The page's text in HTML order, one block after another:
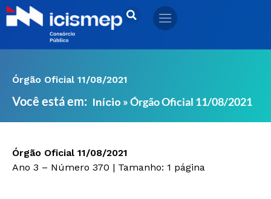
Ir
para
Órgão Oficial 11/08/2021
Você está em: Início »Órgão Oficial 11/08/2021
Órgão Oficial 11/08/2021
Ano 3 – Número 370 | Tamanho: 1 página